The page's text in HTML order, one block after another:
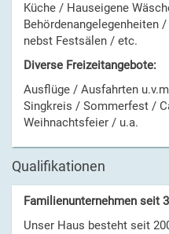
Küche / Hauseigene
Behördenangelegenheiten
nebst Festsälen / etc.
Diverse Freizeitangebote:
Ausflüge / Ausfahrten
Singkreis / Sommerfest /
Weihnachtsfeier / u.a.
Qualifikationen
Familienunternehmen seit
Unser Haus besteht seit